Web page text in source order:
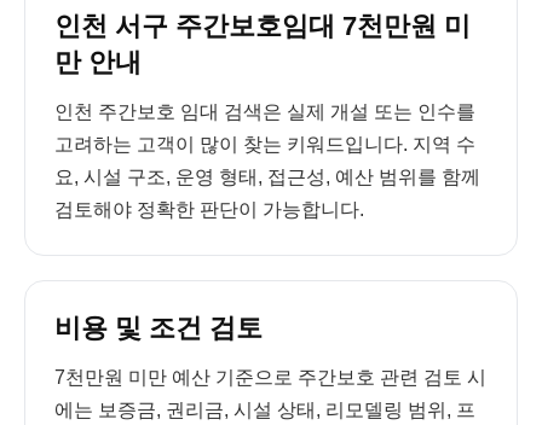
인천 서구 주간보호임대 7천만원 미
만 안내
인천 주간보호 임대 검색은 실제 개설 또는 인수를
고려하는 고객이 많이 찾는 키워드입니다. 지역 수
요, 시설 구조, 운영 형태, 접근성, 예산 범위를 함께
검토해야 정확한 판단이 가능합니다.
비용 및 조건 검토
7천만원 미만 예산 기준으로 주간보호 관련 검토 시
에는 보증금, 권리금, 시설 상태, 리모델링 범위, 프